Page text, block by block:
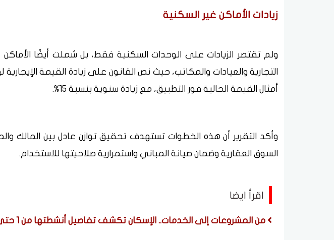
زيادات الأماكن غير السكنية
ولم تقتصر الزيادات على الوحدات السكنية فقط، بل شملت أيضًا الأماكن
التجارية والعيادات والمكاتب، حيث نص القانون على زيادة القيمة
أمثال القيمة الحالية فور التطبيق، مع زيادة سنوية بنسبة 15%.
وأكد التقرير أن هذه الخطوات تستهدف تحقيق توازن عادل بين المالك
السوق العقارية وضمان صيانة المباني واستمرارية صلاحيتها للاستخدام.
اقرأ ايضا
من المشروعات إلى الخدمات.. الإسكان تكشف تفاصيل أنشطتها من 1 حتى 6 أغسطس 2026